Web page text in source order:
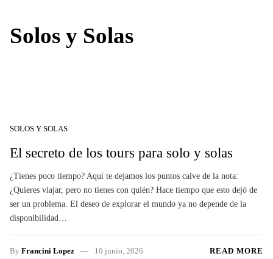
Solos y Solas
SOLOS Y SOLAS
El secreto de los tours para solo y solas
¿Tienes poco tiempo? Aquí te dejamos los puntos calve de la nota:
¿Quieres viajar, pero no tienes con quién? Hace tiempo que esto dejó de
ser un problema. El deseo de explorar el mundo ya no depende de la
disponibilidad…
By Francini Lopez 10 junio, 2026 READ MORE